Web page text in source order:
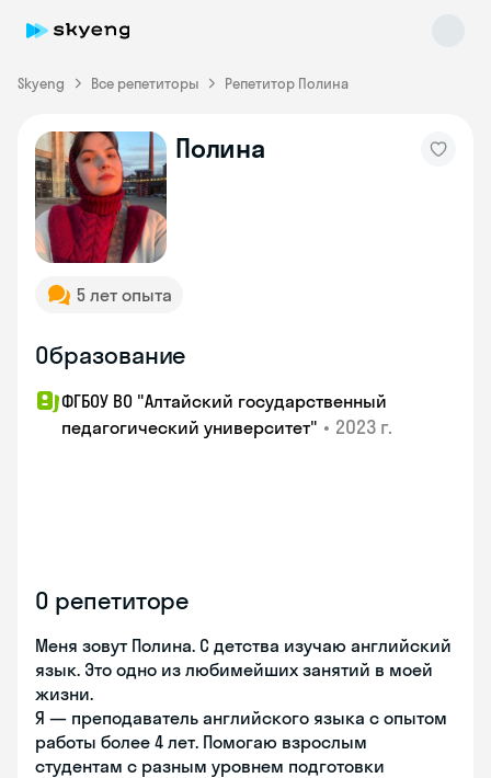
Skyeng Все репетиторы Репетитор Полина
Полина
5 лет опыта
Образование
ФГБОУ ВО "Алтайский государственный
педагогический университет" • 2023 г.
О репетиторе
Меня зовут Полина. С детства изучаю английский
язык. Это одно из любимейших занятий в моей
жизни.
Я — преподаватель английского языка с опытом
работы более 4 лет. Помогаю взрослым
студентам с разным уровнем подготовки
Skyeng Chat
online